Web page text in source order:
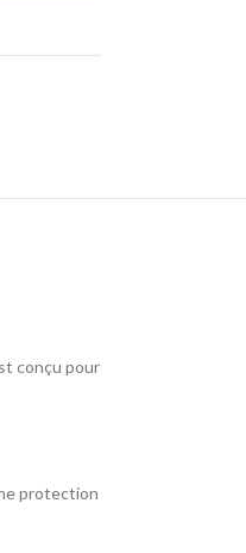
conçu pour
protection